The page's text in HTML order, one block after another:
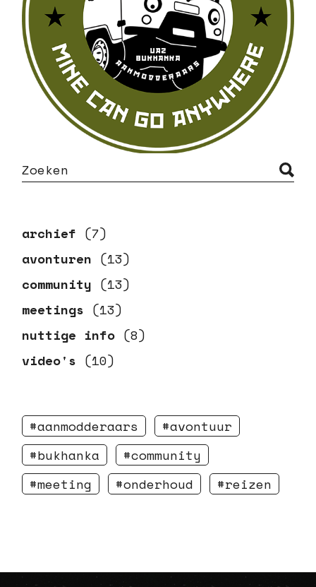
e
a
r
c
archief (7)
avonturen (13)
community (13)
meetings (13)
nuttige info (8)
video's (10)
aanmodderaars
avontuur
bukhanka
community
meeting
onderhoud reizen